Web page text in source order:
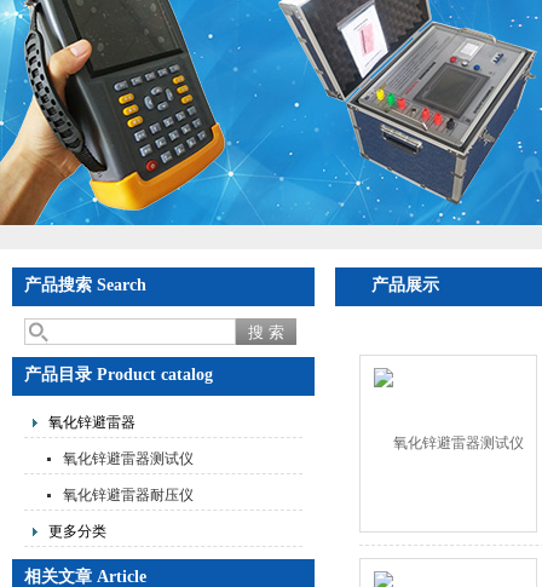
产品搜索 Search
产品目录 Product catalog
氧化锌避雷器
氧化锌避雷器测试仪
氧化锌避雷器耐压仪
更多分类
相关文章 Article
产品展示